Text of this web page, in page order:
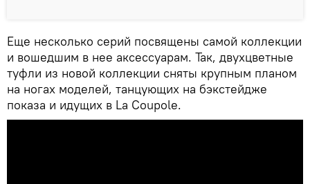
Еще несколько серий посвящены самой коллекции
и вошедшим в нее аксессуарам. Так, двухцветные
туфли из новой коллекции сняты крупным планом
на ногах моделей, танцующих на бэкстейдже
показа и идущих в La Coupole.